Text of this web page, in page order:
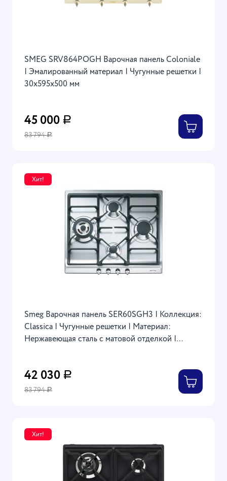
SMEG SRV864POGH Варочная панель Coloniale
| Эмалированный материал | Чугунные решетки |
30x595x500 мм
45 000 Р
83 794Р
Хит!
Smeg Варочная панель SER60SGH3 | Коллекция:
Classica | Чугунные решетки | Материал:
Нержавеющая сталь с матовой отделкой |
42 030 Р
83 794Р
Хит!